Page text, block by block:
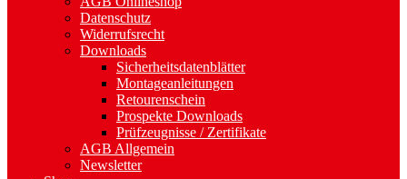
Datenschutz
Widerrufsrecht
Downloads
Sicherheitsdatenblätter
Montageanleitungen
Retourenschein
Prospekte Downloads
Prüfzeugnisse / Zertifikate
AGB Allgemein
Newsletter